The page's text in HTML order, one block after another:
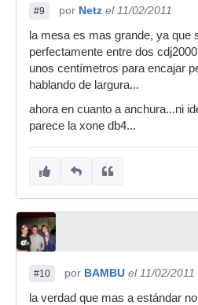
#9 por Netz el 11/02/2011
la mesa es mas grande, ya que
perfectamente entre dos
unos centímetros para encajar
hablando de largura...
ahora en cuanto a anchura...ni
parece la xone db4...
#10 por BAMBU el 11/02/2011
la verdad que mas a estándar